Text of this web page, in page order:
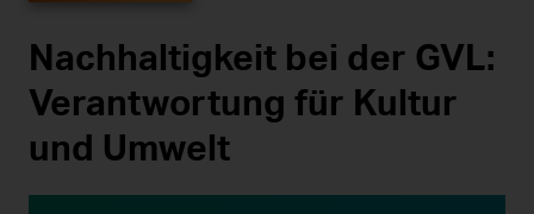
Nachhaltigkeit bei der GVL:
Verantwortung für Kultur
und Umwelt